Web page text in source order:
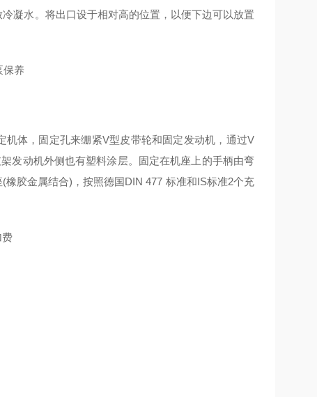
水。将出口设于相对高的位置，以便下边可以放置
机体，固定孔来绷紧V型皮带轮和固定发动机，通过V
发动机外侧也有塑料涂层。固定在机座上的手柄由弯
胶金属结合)，按照德国DIN 477 标准和IS标准2个充